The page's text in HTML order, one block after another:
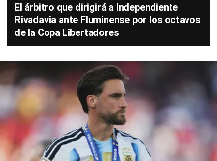
El árbitro que dirigirá a Independiente
Rivadavia ante Fluminense por los octavos
de la Copa Libertadores